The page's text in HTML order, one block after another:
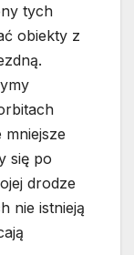
tych
obiekty z
mniejsze
się po
drodze
nie istnieją